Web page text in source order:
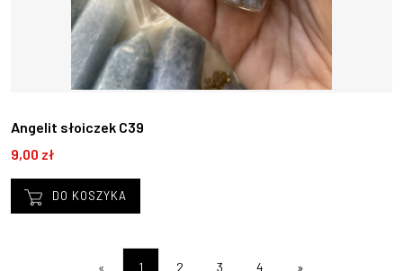
Angelit słoiczek C39
9,00 zł
DO KOSZYKA
« 1 2 3 4 »